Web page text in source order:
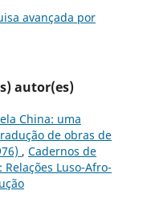
avançada por
autor(es)
China: uma
de obras de
, Cadernos de
Luso-Afro-